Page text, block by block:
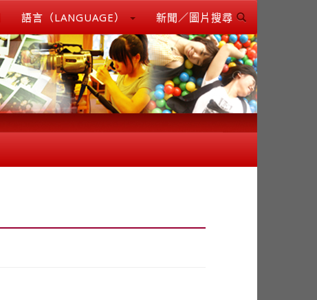
語言（LANGUAGE） 新聞／圖片搜尋